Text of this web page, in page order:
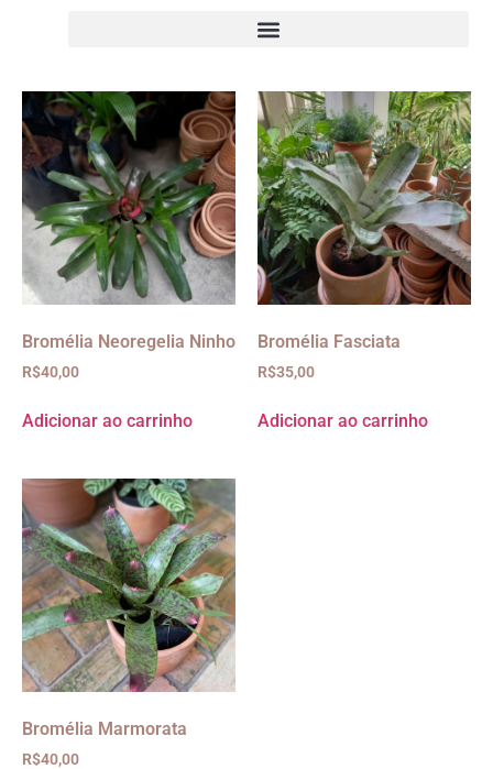
Bromélia Neoregelia Ninho
R$40,00
Adicionar ao carrinho
Bromélia Fasciata
R$35,00
Adicionar ao carrinho
Bromélia Marmorata
R$40,00